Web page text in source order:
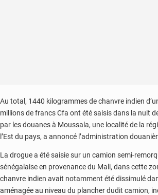
Au total, 1440 kilogrammes de chanvre indien
millions de francs Cfa ont été saisis dans la nuit
par les douanes à Moussala, une localité de la
l’Est du pays, a annoncé l’administration
La drogue a été saisie sur un camion semi-
sénégalaise en provenance du Mali, dans cette
chanvre indien avait notamment été dissimulé
aménagée au niveau du plancher dudit camion,